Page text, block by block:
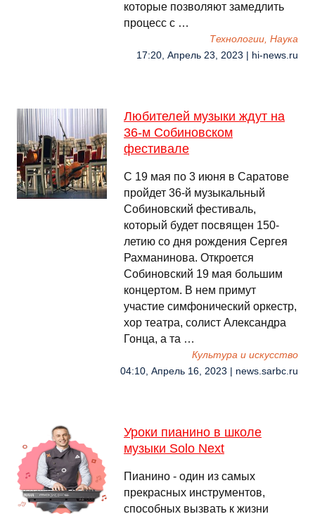
которые позволяют замедлить
процесс с …
Технологии, Наука
17:20, Апрель 23, 2023 | hi-news.ru
Любителей музыки ждут на
36-м Собиновском
фестивале
С 19 мая по 3 июня в Саратове
пройдет 36-й музыкальный
Собиновский фестиваль,
который будет посвящен 150-
летию со дня рождения Сергея
Рахманинова. Откроется
Собиновский 19 мая большим
концертом. В нем примут
участие симфонический оркестр,
хор театра, солист Александра
Гонца, а та …
Культура и искусство
04:10, Апрель 16, 2023 | news.sarbc.ru
Уроки пианино в школе
музыки Solo Next
Пианино - один из самых
прекрасных инструментов,
способных вызвать к жизни